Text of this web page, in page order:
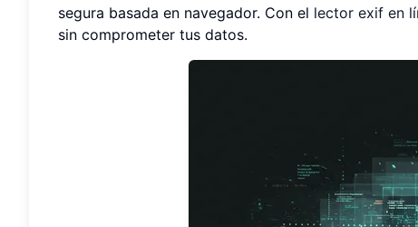
segura basada en navegador. Con el lector exif en
sin comprometer tus datos.